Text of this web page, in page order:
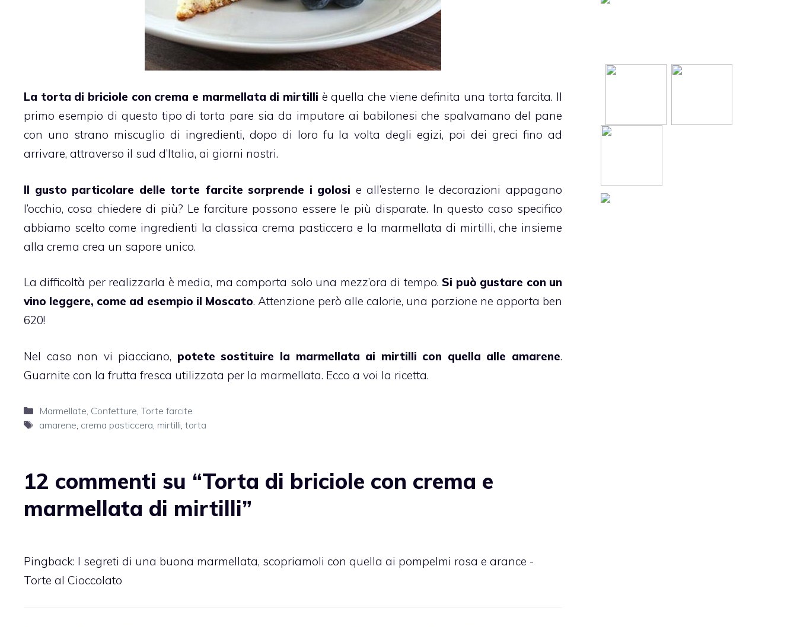
La torta di briciole con crema e marmellata di mirtilli è quella che viene definita una torta farcita. Il
primo esempio di questo tipo ditorta pare sia da imputare ai babilonesi che spalvamano del pane
con uno strano miscuglio di ingredienti, dopo di loro fu la volta degli egizi, poi dei greci fino ad
arrivare, attraverso il sud d’Italia, ai giorni nostri.
Il gusto particolare delle torte farcite sorprende i golosi e all’esterno le decorazioni appagano
l’occhio, cosa chiedere di più? Le farciture possono essere le più disparate. In questo caso specifico
abbiamo scelto come ingredienti la classica crema pasticcera e la marmellata di mirtilli, che insieme
alla crema crea un sapore unico.
La difficoltà per realizzarla è media, ma comporta solo una mezz’ora di tempo.Si può gustare con un
vino leggere, come ad esempio il Moscato. Attenzione però alle calorie, una porzione ne apporta ben
620!
Nel caso non vi piacciano, potete sostituire la marmellata ai mirtilli con quella alle amarene.
Guarnite con la frutta fresca utilizzata per la marmellata. Ecco a voi la ricetta.
Categorie
Marmellate, Confetture ,Torte farcite
Tag
amarene crema pasticcera mirtilli torta
12 commenti su “Torta di briciole con crema e
marmellata di mirtilli”
Pingback: I segreti di una buona marmellata, scopriamoli con quella ai pompelmi rosa e arance -
Torte al Cioccolato